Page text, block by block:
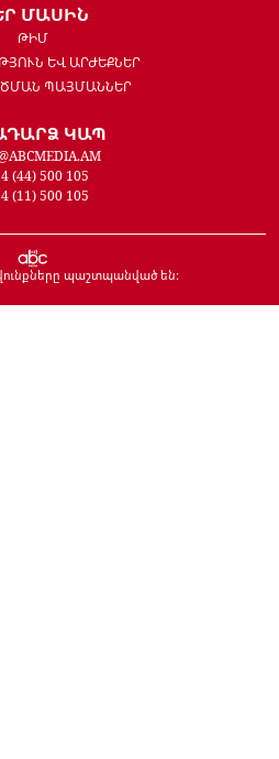
ՄԱՍԻՆ
ԹԻՄ
ԵՎ ԱՐԺԵՔՆԵՐ
ՊԱՅՄԱՆՆԵՐ
ԿԱՊ
(44) 500 105
(11) 500 105
պաշտպանված են: